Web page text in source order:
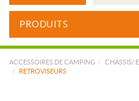
PRODUITS
ACCESSOIRES DE CAMPING
CHASSIS/
RETROVISEURS